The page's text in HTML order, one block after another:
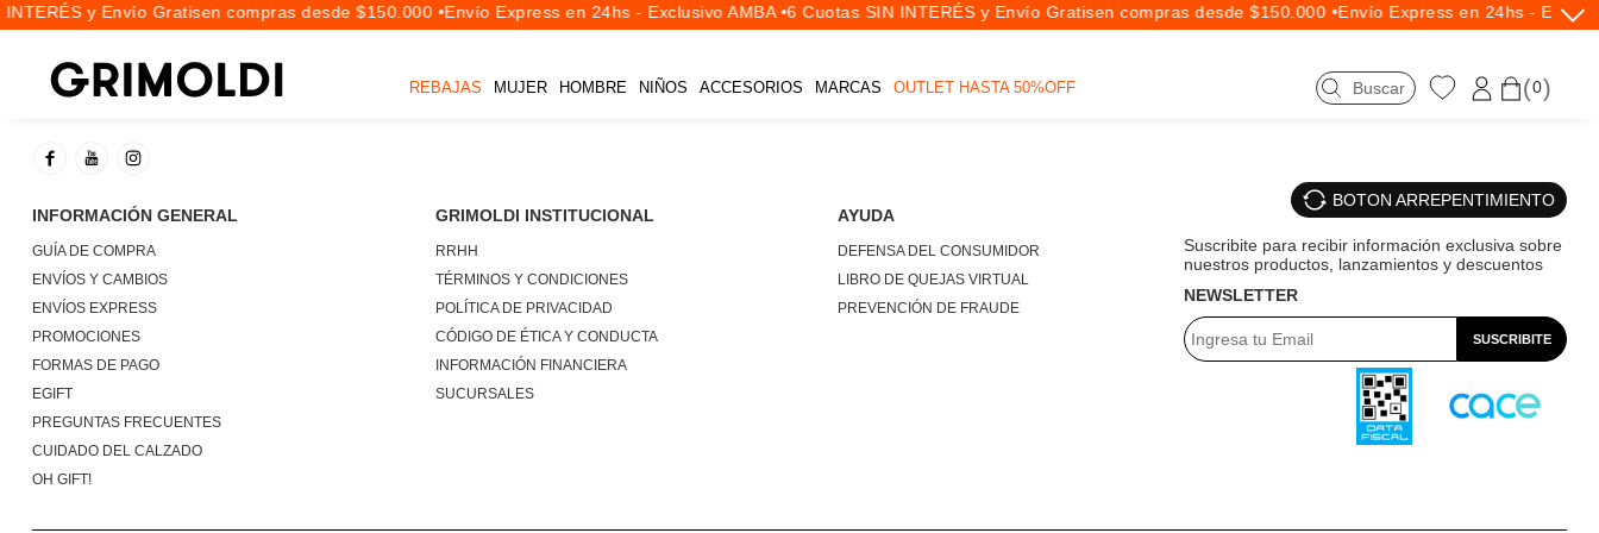
REBAJAS MUJER HOMBRE NIÑOS ACCESORIOS MARCAS OUTLET HASTA 50%OFF
y Envío Gratisen compras desde $150.000 •Envío Express en 24hs - Exclusivo AMBA •6 Cuotas SIN INTERÉS y Envío Gratisen compras desde $150.000 •Envío Express en 24hs -
0
INFORMACIÓN GENERAL
GUÍA DE COMPRA
ENVÍOS Y CAMBIOS
ENVÍOS EXPRESS
PROMOCIONES
FORMAS DE PAGO
EGIFT
PREGUNTAS FRECUENTES
CUIDADO DEL CALZADO
OH GIFT!
GRIMOLDI INSTITUCIONAL
RRHH
TÉRMINOS Y CONDICIONES
POLÍTICA DE PRIVACIDAD
CÓDIGO DE ÉTICA Y CONDUCTA
INFORMACIÓN FINANCIERA
SUCURSALES
AYUDA
DEFENSA DEL CONSUMIDOR
LIBRO DE QUEJAS VIRTUAL
PREVENCIÓN DE FRAUDE
BOTON ARREPENTIMIENTO
NEWSLETTER